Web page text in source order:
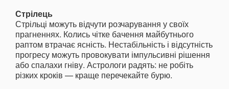
Стрілець
Стрільці можуть відчути розчарування у своїх
прагненнях. Колись чітке бачення майбутнього
раптом втрачає ясність. Нестабільність і відсутність
прогресу можуть провокувати імпульсивні рішення
або спалахи гніву. Астрологи радять: не робіть
різких кроків — краще перечекайте бурю.